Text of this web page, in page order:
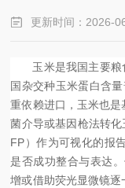
更新时间：2026-
玉米是我国主要粮
国杂交种玉米蛋白含
重依赖进口 ， 玉米也是
菌介导或基因枪法转
FP）作为可视化的报
是否成功整合与表达
增或借助荧光显微镜